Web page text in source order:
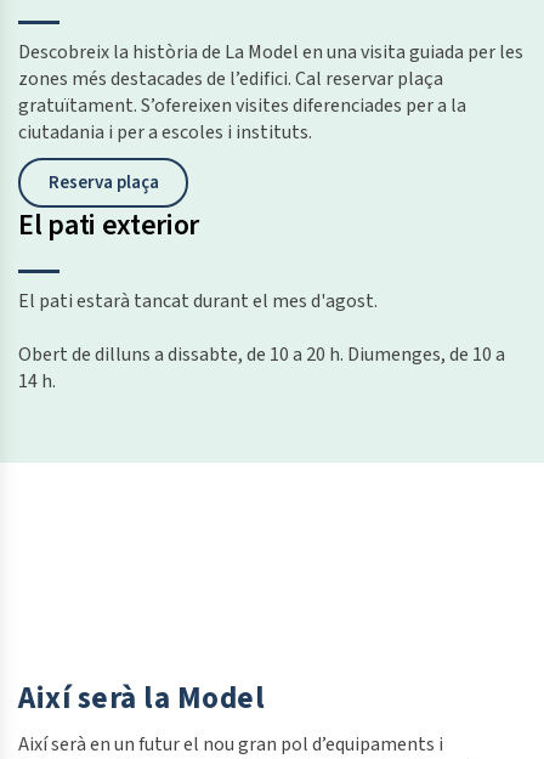
Descobreix la història de La Model en una visita guiada per les
zones més destacades de l’edifici.Cal reservar plaça
gratuïtament.S’ofereixen visites diferenciades per a la
ciutadania i per a escoles i instituts.
Reserva plaça
El pati exterior
El pati estarà tancat durant el mes d'agost.
Obert de dilluns a dissabte, de 10 a 20 h. Diumenges, de 10 a
14 h.
Així serà la Model
Així serà en un futur el nou gran pol d’equipaments i